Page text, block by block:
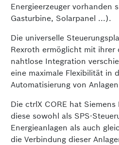
Energieerzeuger vorhanden
Gasturbine, Solarpanel ...).
Die universelle
Rexroth ermöglicht mit ihrer
nahtlose Integration
eine maximale Flexibilität in
Automatisierung von
Die ctrlX CORE hat
diese sowohl als SPS-
Energieanlagen als auch
die Verbindung dieser